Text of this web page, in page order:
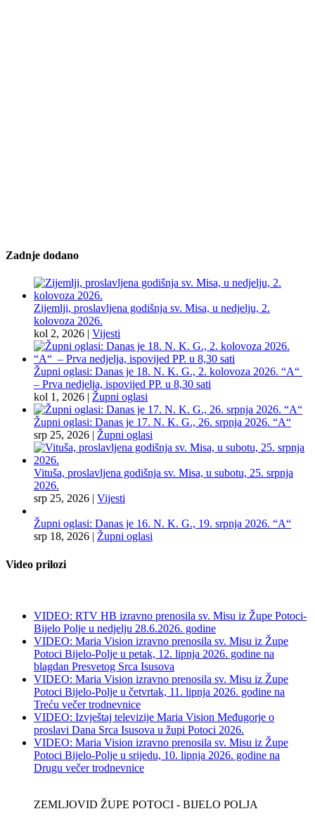
Zadnje dodano
Zijemlji, proslavljena godišnja sv. Misa, u nedjelju, 2.
kolovoza 2026.
kol 2, 2026 | Vijesti
Župni oglasi: Danas je 18. N. K. G., 2. kolovoza 2026. “A“
– Prva nedjelja, ispovijed PP. u 8,30 sati
kol 1, 2026 | Župni oglasi
Župni oglasi: Danas je 17. N. K. G., 26. srpnja 2026. “A“
srp 25, 2026 | Župni oglasi
Vituša, proslavljena godišnja sv. Misa, u subotu, 25. srpnja
2026.
srp 25, 2026 | Vijesti
Župni oglasi: Danas je 16. N. K. G., 19. srpnja 2026. “A“
srp 18, 2026 | Župni oglasi
Video prilozi
VIDEO: RTV HB izravno prenosila sv. Misu iz Župe Potoci-
Bijelo Polje u nedjelju 28.6.2026. godine
VIDEO: Maria Vision izravno prenosila sv. Misu iz Župe
Potoci Bijelo-Polje u petak, 12. lipnja 2026. godine na
blagdan Presvetog Srca Isusova
VIDEO: Maria Vision izravno prenosila sv. Misu iz Župe
Potoci Bijelo-Polje u četvrtak, 11. lipnja 2026. godine na
Treću večer trodnevnice
VIDEO: Izvještaj televizije Maria Vision Međugorje o
proslavi Dana Srca Isusova u župi Potoci 2026.
VIDEO: Maria Vision izravno prenosila sv. Misu iz Župe
Potoci Bijelo-Polje u srijedu, 10. lipnja 2026. godine na
Drugu večer trodnevnice
ZEMLJOVID ŽUPE POTOCI - BIJELO POLJA